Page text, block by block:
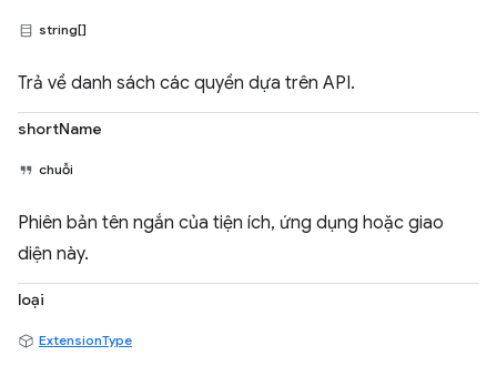
string[]
Trả về danh sách các quyền dựa trên API.
shortName
chuỗi
Phiên bản tên ngắn của tiện ích, ứng dụng hoặc giao
diện này.
loại
ExtensionType